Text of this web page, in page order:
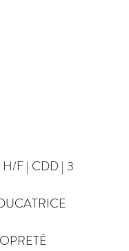
F | CDD | 3